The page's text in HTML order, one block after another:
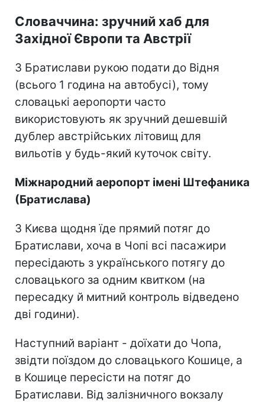
Словаччина: зручний хаб для
Західної Європи та Австрії
З Братислави рукою подати до Відня
(всього 1 година на автобусі), тому
словацькі аеропорти часто
використовують як зручний дешевшій
дублер австрійських літовищ для
вильотів у будь-який куточок світу.
Міжнародний аеропорт імені Штефаника
(Братислава)
З Києва щодня їде прямий потяг до
Братислави, хоча в Чопі всі пасажири
пересідають з українського потягу до
словацького за одним квитком (на
пересадку й митний контроль відведено
дві години).
Наступний варіант - доїхати до Чопа,
звідти поїздом до словацького Кошице, а
в Кошице пересісти на потяг до
Братислави. Від залізничного вокзалу